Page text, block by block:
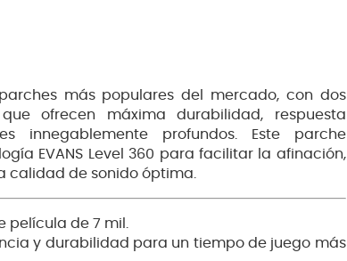
más populares del mercado, con dos
ofrecen máxima durabilidad, respuesta
innegablemente profundos. Este parche
EVANS Level 360 para facilitar la afinación,
calidad de sonido óptima.
de 7 mil.
y durabilidad para un tiempo de juego más